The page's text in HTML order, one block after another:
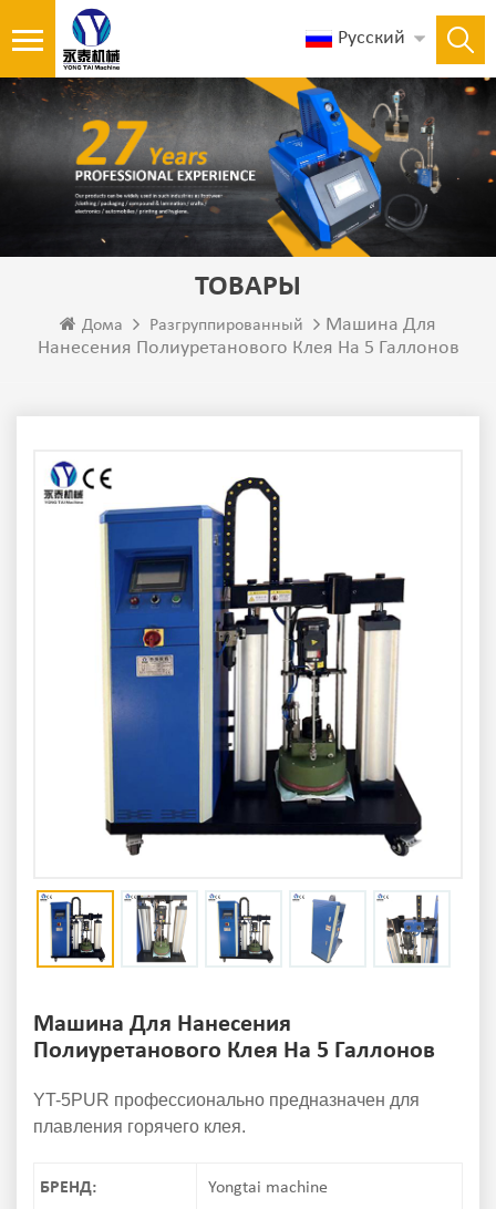
Русский
ТОВАРЫ
Дома Разгруппированный
Машина Для
Нанесения Полиуретанового Клея На 5 Галлонов
Машина Для Нанесения
Полиуретанового Клея На 5 Галлонов
YT-5PUR профессионально предназначен для
плавления горячего клея.
БРЕНД: Yongtai machine